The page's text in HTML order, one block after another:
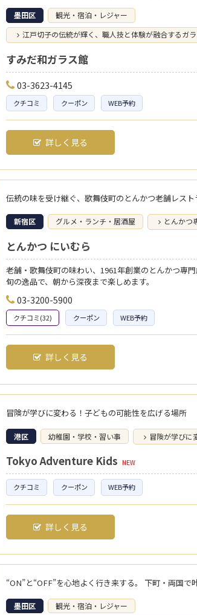
墨田区
観光・宿泊・レジャー
江戸切子の伝統が輝く、職人技と体験が融合するガ
すみだ和ガラス館
03-3623-4145
クチコミ クーポン WEB予約
詳しく見る
伝統の味を受け継ぐ、歌舞伎町のとんかつ老舗レスト
新宿区 グルメ・ランチ・居酒屋 とんかつ
とんかつ にいむら
老舗・歌舞伎町の味わい、1961年創業のとんかつ専
旬の逸品で、朝から深夜まで楽しめます。
03-3200-5900
クチコミ(32) クーポン WEB予約
詳しく見る
冒険が学びに変わる！子どもの可能性を広げる場所
港区 幼稚園・学校・習い事 冒険が学びに
Tokyo Adventure Kids NEW
クチコミ クーポン WEB予約
詳しく見る
“ON”と“OFF”を心地よく行き来する。 下町・両国
墨田区
観光・宿泊・レジャー